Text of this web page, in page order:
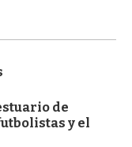
de
y el